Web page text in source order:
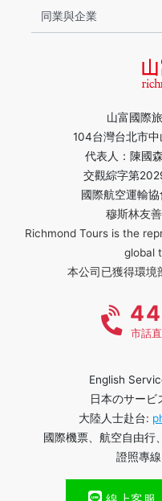
山富國際
104台灣台北市
代表人：陳國
交觀綜字第
國際航空運輸
穆斯林友
Richmond Tours is the
global
本公司已獲得環境
同業與企業
市話
English
日本のサー
大陸人士赴台:
國際機票、航空自由
證照專